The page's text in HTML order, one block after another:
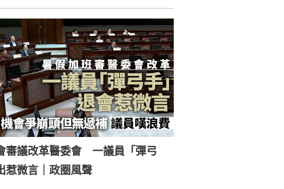
審議改革醫委會 一議員「彈弓
惹微言｜政圈風聲